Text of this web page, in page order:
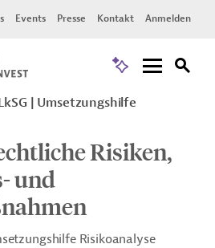
Events Presse Kontakt Anmelden
| Umsetzungshilfe
Risiken,
und
Risikoanalyse